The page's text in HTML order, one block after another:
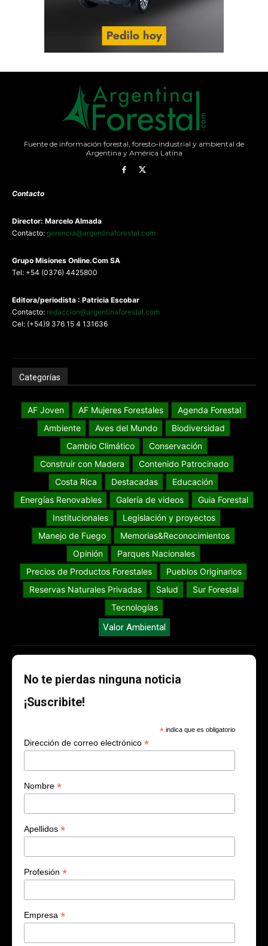
Fuente de información forestal, foresto-industrial y ambiental de
Argentina y América Latina
Contacto
Director: Marcelo Almada
Contacto: gerencia@argentinaforestal.com
Grupo Misiones Online.Com SA
Tel: +54 (0376) 4425800
Editora/periodista : Patricia Escobar
Contacto: redaccion@argentinaforestal.com
Cel: (+54)9 376 15 4 131636
Categorías
AF Joven AF Mujeres Forestales
Agenda Forestal
Ambiente
Aves del Mundo
Biodiversidad
Cambio Climático
Conservación
Construir con Madera
Contenido Patrocinado
Costa Rica
Destacadas
Educación
Energías Renovables
Galería de videos
Guia Forestal
Institucionales
Legislación y proyectos
Manejo de Fuego
Memorias&Reconocimientos
Opinión
Parques Nacionales
Precios de Productos Forestales
Pueblos Originarios
Reservas Naturales Privadas
Salud
Sur Forestal
Tecnologías
Valor Ambiental
No te pierdas ninguna noticia
¡Suscribite!
* indica que es obligatorio
Dirección de correo electrónico *
Nombre *
Apellidos *
Profesión *
Empresa *